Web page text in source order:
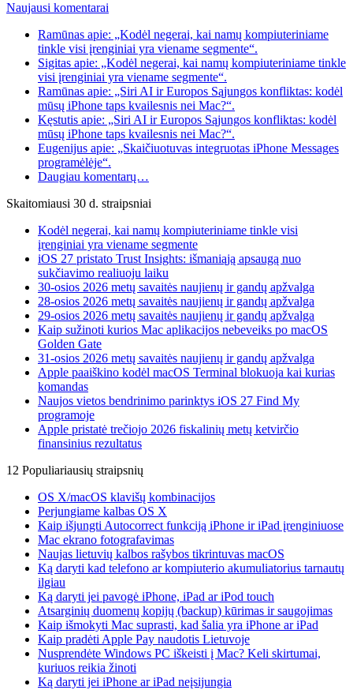
Naujausi komentarai
Ramūnas apie: „Kodėl negerai, kai namų kompiuteriniame
tinkle visi įrenginiai yra viename segmente“.
Sigitas apie: „Kodėl negerai, kai namų kompiuteriniame tinkle
visi įrenginiai yra viename segmente“.
Ramūnas apie: „Siri AI ir Europos Sąjungos konfliktas: kodėl
mūsų iPhone taps kvailesnis nei Mac?“.
Kęstutis apie: „Siri AI ir Europos Sąjungos konfliktas: kodėl
mūsų iPhone taps kvailesnis nei Mac?“.
Eugenijus apie: „Skaičiuotuvas integruotas iPhone Messages
programėlėje“.
Daugiau komentarų…
Skaitomiausi 30 d. straipsniai
Kodėl negerai, kai namų kompiuteriniame tinkle visi
įrenginiai yra viename segmente
iOS 27 pristato Trust Insights: išmaniąją apsaugą nuo
sukčiavimo realiuoju laiku
30-osios 2026 metų savaitės naujienų ir gandų apžvalga
28-osios 2026 metų savaitės naujienų ir gandų apžvalga
29-osios 2026 metų savaitės naujienų ir gandų apžvalga
Kaip sužinoti kurios Mac aplikacijos nebeveiks po macOS
Golden Gate
31-osios 2026 metų savaitės naujienų ir gandų apžvalga
Apple paaiškino kodėl macOS Terminal blokuoja kai kurias
komandas
Naujos vietos bendrinimo parinktys iOS 27 Find My
programoje
Apple pristatė trečiojo 2026 fiskalinių metų ketvirčio
finansinius rezultatus
12 Populiariausių straipsnių
OS X/macOS klavišų kombinacijos
Perjungiame kalbas OS X
Kaip išjungti Autocorrect funkciją iPhone ir iPad įrenginiuose
Mac ekrano fotografavimas
Naujas lietuvių kalbos rašybos tikrintuvas macOS
Ką daryti kad telefono ar kompiuterio akumuliatorius tarnautų
ilgiau
Ką daryti jei pavogė iPhone, iPad ar iPod touch
Atsarginių duomenų kopijų (backup) kūrimas ir saugojimas
Kaip išmokyti Mac suprasti, kad šalia yra iPhone ar iPad
Kaip pradėti Apple Pay naudotis Lietuvoje
Nusprendėte Windows PC iškeisti į Mac? Keli skirtumai,
kuriuos reikia žinoti
Ką daryti jei iPhone ar iPad neįsijungia